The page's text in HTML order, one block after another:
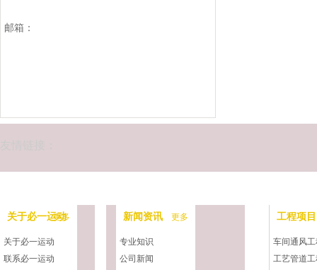
洁净厂房净化空气的几种方法
邮箱：
关于必一运动
更多
关于必一运动
联系必一运动
工程项目
车间通风
工艺管道
新闻资讯 更多
专业知识
公司新闻